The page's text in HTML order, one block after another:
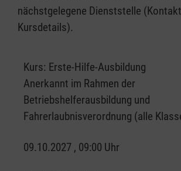
nächstgelegene Dienststelle
Kursdetails).
Kurs: Erste-Hilfe-Ausbildung
Anerkannt im Rahmen der
Betriebshelferausbildung und
Fahrerlaubnisverordnung (alle
09.10.2027 , 09:00 Uhr